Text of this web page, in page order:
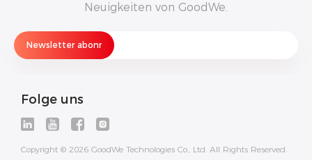
Neuigkeiten von GoodWe.
Folge uns
Copyright © 2026 GoodWe Technologies Co., Ltd. All Rights Reserved.